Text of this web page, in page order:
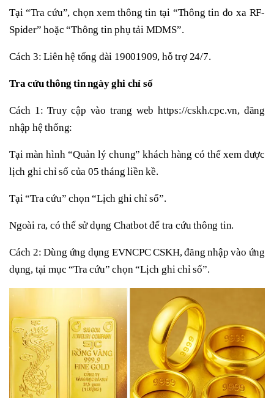
Tại “Tra cứu”, chọn xem thông tin tại “Thông tin đo xa RF-
Spider” hoặc “Thông tin phụ tải MDMS”.
Cách 3: Liên hệ tổng đài 19001909, hỗ trợ 24/7.
Tra cứu thông tin ngày ghi chỉ số
Cách 1: Truy cập vào trang web https://cskh.cpc.vn, đăng
nhập hệ thống:
Tại màn hình “Quản lý chung” khách hàng có thể xem được
lịch ghi chỉ số của 05 tháng liền kề.
Tại “Tra cứu” chọn “Lịch ghi chỉ số”.
Ngoài ra, có thể sử dụng Chatbot để tra cứu thông tin.
Cách 2: Dùng ứng dụng EVNCPC CSKH, đăng nhập vào ứng
dụng, tại mục “Tra cứu” chọn “Lịch ghi chỉ số”.